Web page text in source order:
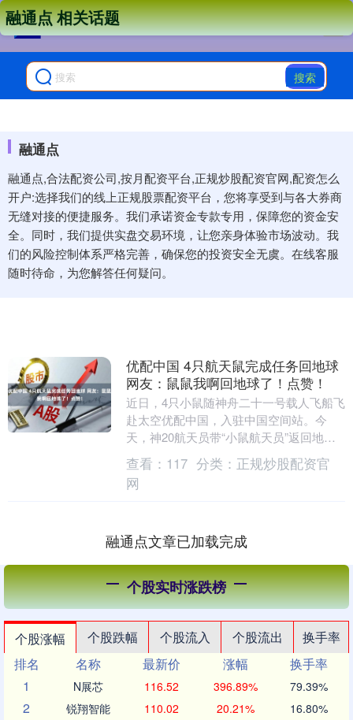
搜索
融通点
融通点,合法配资公司,按月配资平台,正规炒股配资官网,配资怎么
开户:选择我们的线上正规股票配资平台，您将享受到与各大券商
无缝对接的便捷服务。我们承诺资金专款专用，保障您的资金安
全。同时，我们提供实盘交易环境，让您亲身体验市场波动。我
们的风险控制体系严格完善，确保您的投资安全无虞。在线客服
随时待命，为您解答任何疑问。
融通点 相关话题
优配中国 4只航天鼠完成任务回地球
网友：鼠鼠我啊回地球了！点赞！
近日，4只小鼠随神舟二十一号载人飞船飞
赴太空优配中国，入驻中国空间站。今
天，神20航天员带“小鼠航天员”返回地
球！“接下来，它们将被放入转运的专用运
输盒里。工作....
查看： 117 分类： 正规炒股配资官
网
融通点文章已加载完成
个股实时涨跌榜
个股涨幅 个股跌幅 个股流入 个股流出
换手率
排名
名称 最新价 涨幅
换手率
1
N展芯 116.52 396.89% 79.39%
2 锐翔智能 110.02 20.21% 16.80%